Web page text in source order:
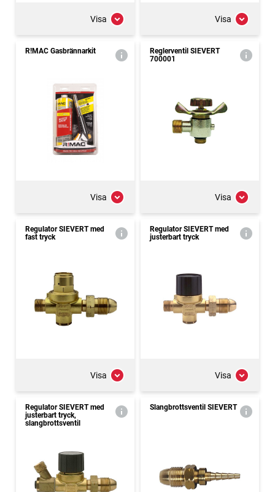
Visa Visa
R!MAC Gasbrännarkit
Visa
Reglerventil SIEVERT
700001
Visa
Regulator SIEVERT med
fast tryck
Visa
Regulator SIEVERT med
justerbart tryck
Visa
Regulator SIEVERT med
justerbart tryck,
slangbrottsventil
Slangbrottsventil SIEVERT